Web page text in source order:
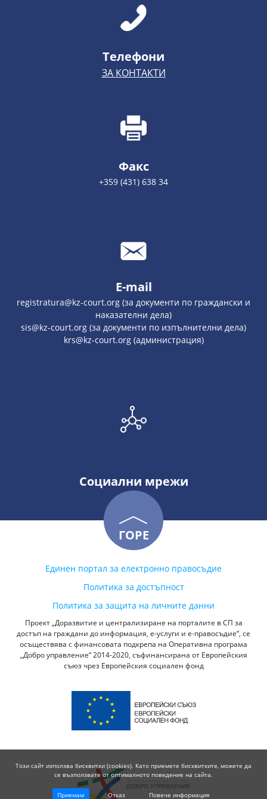
Телефони
ЗА КОНТАКТИ
Факс
+359 (431) 638 34
E-mail
registratura@kz-court.org (за документи по граждански и
наказателни дела)
sis@kz-court.org (за документи по изпълнителни дела)
krs@kz-court.org (администрация)
Социални мрежи
ГОРЕ
Единен портал за електронно правосъдие
Политика за достъпност
Политика за защита на личните данни
Проект „Доразвитие и централизиране на порталите в СП за
достъп на граждани до информация, е-услуги и е-правосъдие“, се
осъществява с финансовата подкрепа на Оперативна програма
„Добро управление“ 2014-2020, съфинансирана от Европейския
съюз чрез Европейския социален фонд
Този сайт използва бисквитки (cookies). Като приемете бисквитките, можете да
се възползвате от оптималното поведение на сайта.
Приемам Отказ Повече информация